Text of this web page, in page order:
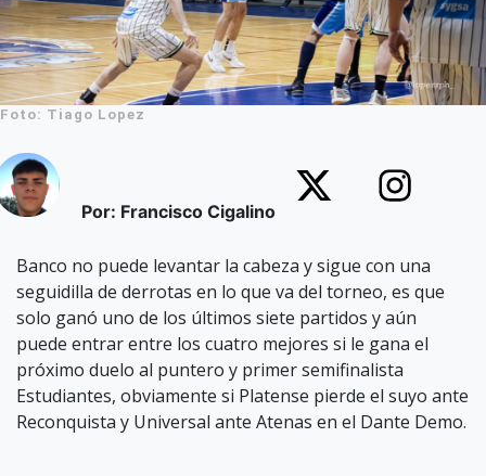
Foto: Tiago Lopez
Por: Francisco Cigalino
Banco no puede levantar la cabeza y sigue con una
seguidilla de derrotas en lo que va del torneo, es que
solo ganó uno de los últimos siete partidos y aún
puede entrar entre los cuatro mejores si le gana el
próximo duelo al puntero y primer semifinalista
Estudiantes, obviamente si Platense pierde el suyo ante
Reconquista y Universal ante Atenas en el Dante Demo.